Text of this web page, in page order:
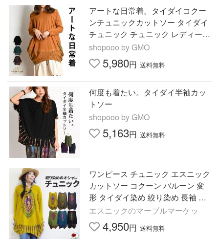
アートな日常着。タイダイコクー
ンチュニックカットソー タイダイ
チュニック チュニック レディース
カットソー プルオーバー コクーン
シルエット ゆったり 体型
shopooo by GMO
5,980円 送料無料
何度も着たい。タイダイ半袖カッ
トソー
shopooo by GMO
5,163円 送料無料
ワンピース チュニック エスニック
カットソー コクーン バルーン 変
形 タイダイ染め 絞り染め 長袖 ミ
ニ レディース ファッション アジ
アン ゆったり(3)
エスニックのマーブルマーケッ
4,950円 送料無料